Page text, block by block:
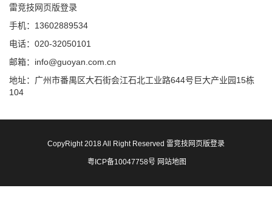
雷竞技网页版登录
手机：13602889534
电话：020-32050101
邮箱：info@guoyan.com.cn
地址：广州市番禺区大石街会江石北工业路644号巨大产业园15栋
104
CopyRight 2018 All Right Reserved 雷竞技网页版登录
粤ICP备10047758号 网站地图